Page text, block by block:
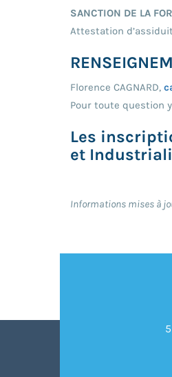
SANCTION DE LA
Attestation
Florence CAGNARD,
Pour toute question
Les
et
Informations mises à